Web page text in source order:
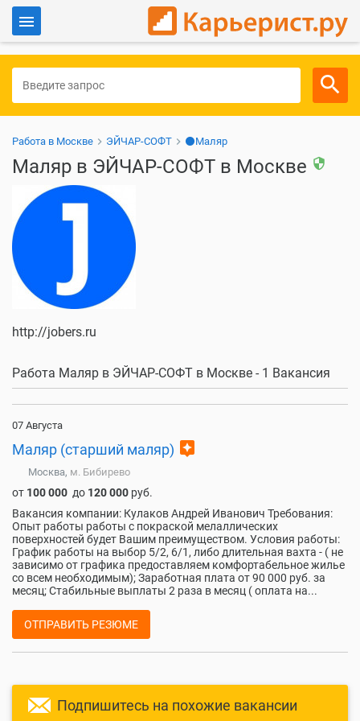
Для работодателей
Работа в Москве ЭЙЧАР-СОФТ ⚫Маляр
Маляр в ЭЙЧАР-СОФТ в Москве security
http://jobers.ru
Работа Маляр в ЭЙЧАР-СОФТ в Москве - 1 Вакансия
07 Августа
Маляр (старший маляр) assistant
Москва, м. Бибирево
от 100 000 до 120 000 руб.
Вакансия компании: Кулаков Андрей Иванович Требования:
Опыт работы работы с покраской мелаллических
поверхностей будет Вашим преимуществом. Условия работы:
График работы на выбор 5/2, 6/1, либо длительная вахта - ( не
зависимо от графика предоставляем комфортабельное жилье
со всем необходимым); Заработная плата от 90 000 руб. за
месяц; Стабильные выплаты 2 раза в месяц ( оплата на...
ОТПРАВИТЬ РЕЗЮМЕ
Подпишитесь на похожие вакансии